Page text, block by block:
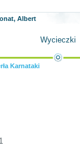
Albert
Wycieczki
Karnataki